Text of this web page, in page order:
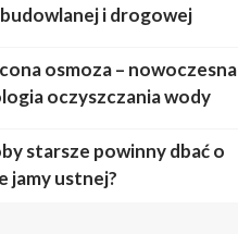
i drogowej
osmoza – nowoczesna
oczyszczania wody
starsze powinny dbać o
jamy ustnej?